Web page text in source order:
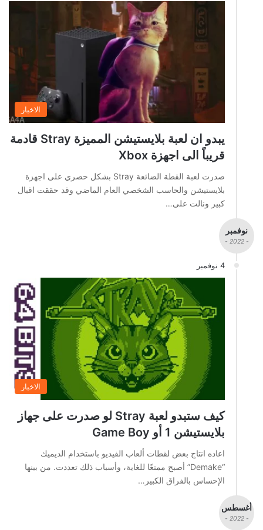
الاخبار
يبدو ان لعبة بلايستيشن المميزة Stray قادمة
قريباً الى اجهزة Xbox
صدرت لعبة القطة الضائعة Stray بشكل حصري على اجهزة
بلايستيشن والحاسب الشخصي العام الماضي وقد حققت اقبال
كبير ونالت على…
نوفمبر
- 2022 -
4 نوفمبر
الاخبار
كيف ستبدو لعبة Stray لو صدرت على جهاز
بلايستيشن 1 أو Game Boy
اعاده انتاج بعض لقطات ألعاب الفيديو باستخدام الديميك
“Demake” أصبح ممتعًا للغاية، وأسباب ذلك تعددت. من بينها
الإحساس بالفراق الكبير…
أغسطس
- 2022 -